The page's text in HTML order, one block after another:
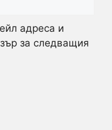
адреса и
за следващия